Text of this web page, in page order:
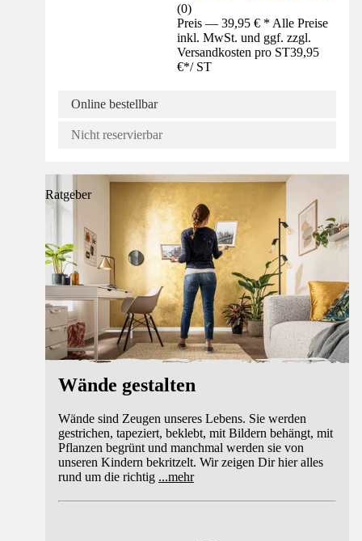
(0)
Preis — 39,95 € * Alle Preise
inkl. MwSt. und ggf. zzgl.
Versandkosten pro ST39,95
€*/ ST
Online bestellbar
Nicht reservierbar
Ratgeber
Wände gestalten
Wände sind Zeugen unseres Lebens. Sie werden
gestrichen, tapeziert, beklebt, mit Bildern behängt, mit
Pflanzen begrünt und manchmal werden sie von
unseren Kindern bekritzelt. Wir zeigen Dir hier alles
rund um die richtig ...mehr